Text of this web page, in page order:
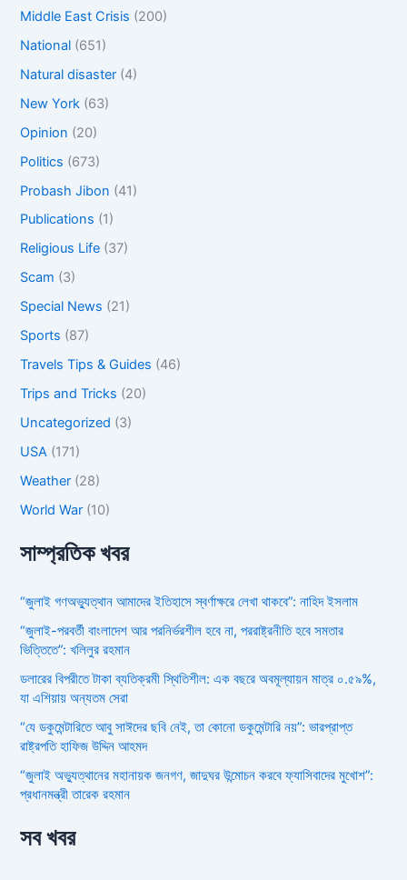
Middle East Crisis (200)
National (651)
Natural disaster (4)
New York (63)
Opinion (20)
Politics (673)
Probash Jibon (41)
Publications (1)
Religious Life (37)
Scam (3)
Special News (21)
Sports (87)
Travels Tips & Guides (46)
Trips and Tricks (20)
Uncategorized (3)
USA (171)
Weather (28)
World War (10)
সাম্প্রতিক খবর
“জুলাই গণঅভ্যুত্থান আমাদের ইতিহাসে স্বর্ণাক্ষরে লেখা থাকবে”: নাহিদ ইসলাম
“জুলাই-পরবর্তী বাংলাদেশ আর পরনির্ভরশীল হবে না, পররাষ্ট্রনীতি হবে সমতার
ভিত্তিতে”: খলিলুর রহমান
ডলারের বিপরীতে টাকা ব্যতিক্রমী স্থিতিশীল: এক বছরে অবমূল্যায়ন মাত্র ০.৫৯%,
যা এশিয়ায় অন্যতম সেরা
“যে ডকুমেন্টারিতে আবু সাঈদের ছবি নেই, তা কোনো ডকুমেন্টারি নয়”: ভারপ্রাপ্ত
রাষ্ট্রপতি হাফিজ উদ্দিন আহমদ
“জুলাই অভ্যুত্থানের মহানায়ক জনগণ, জাদুঘর উন্মোচন করবে ফ্যাসিবাদের মুখোশ”:
প্রধানমন্ত্রী তারেক রহমান
সব খবর